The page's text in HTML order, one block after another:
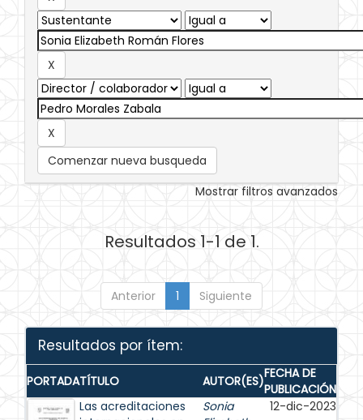
Comenzar nueva busqueda
Mostrar filtros avanzados
Resultados 1-1 de 1.
Anterior 1 Siguiente
Resultados por ítem:
PORTADATÍTULO AUTOR(ES)FECHA DE
PUBLICACIÓN
Las acreditaciones
Sonia
12-dic-2023